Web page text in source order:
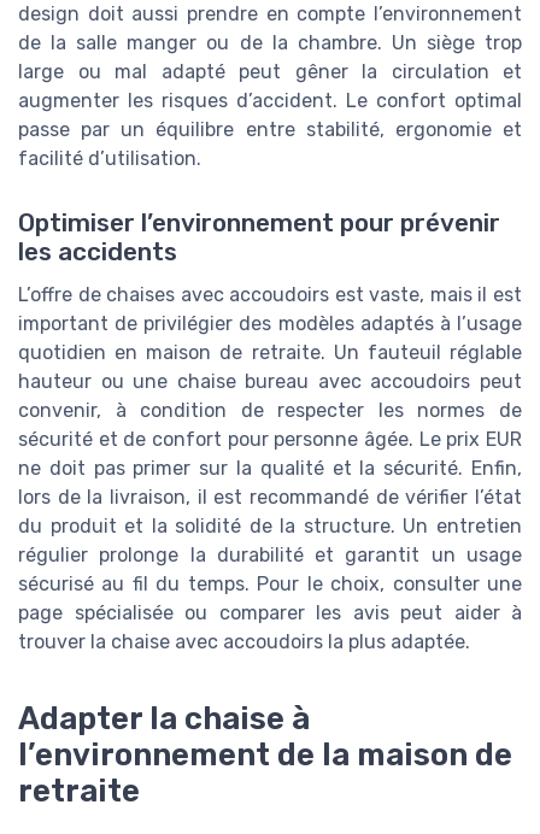
design doit aussi prendre en compte l’environnement
de la salle manger ou de la chambre. Un siège trop
large ou mal adapté peut gêner la circulation et
augmenter les risques d’accident. Le confort optimal
passe par un équilibre entre stabilité, ergonomie et
facilité d’utilisation.
Optimiser l’environnement pour prévenir
les accidents
L’offre de chaises avec accoudoirs est vaste, mais il est
important de privilégier des modèles adaptés à l’usage
quotidien en maison de retraite. Un fauteuil réglable
hauteur ou une chaise bureau avec accoudoirs peut
convenir, à condition de respecter les normes de
sécurité et de confort pour personne âgée. Le prix EUR
ne doit pas primer sur la qualité et la sécurité. Enfin,
lors de la livraison, il est recommandé de vérifier l’état
du produit et la solidité de la structure. Un entretien
régulier prolonge la durabilité et garantit un usage
sécurisé au fil du temps. Pour le choix, consulter une
page spécialisée ou comparer les avis peut aider à
trouver la chaise avec accoudoirs la plus adaptée.
Adapter la chaise à
l’environnement de la maison de
retraite